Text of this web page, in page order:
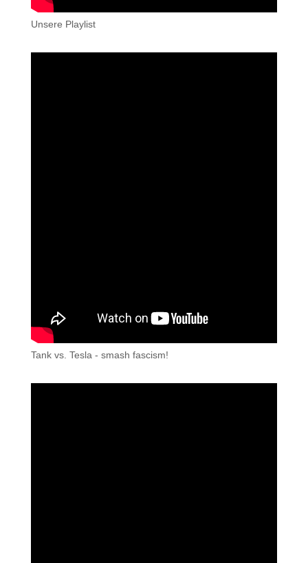
Unsere Playlist
Tank vs. Tesla - smash fascism!